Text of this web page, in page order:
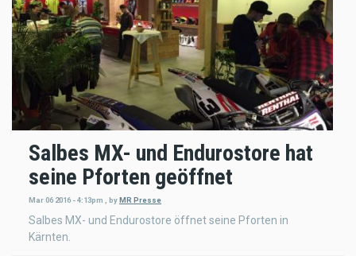
Salbes MX- und Endurostore hat
seine Pforten geöffnet
Mar 06 2016 - 4:13pm , by MR Presse
Salbes MX- und Endurostore öffnet seine Pforten in
Kärnten.